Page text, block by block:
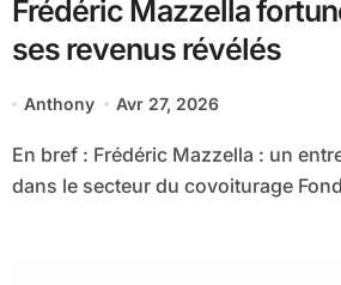
Frédéric Mazzella
ses revenus révélés
Anthony Avr 27, 2026
En bref : Frédéric Mazzella : un entrepreneur pionnier
dans le secteur du covoiturage